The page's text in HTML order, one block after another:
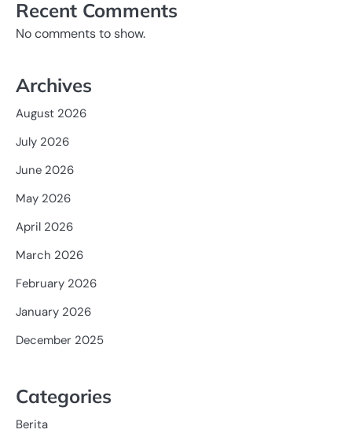
Recent Comments
No comments to show.
Archives
August 2026
July 2026
June 2026
May 2026
April 2026
March 2026
February 2026
January 2026
December 2025
Categories
Berita